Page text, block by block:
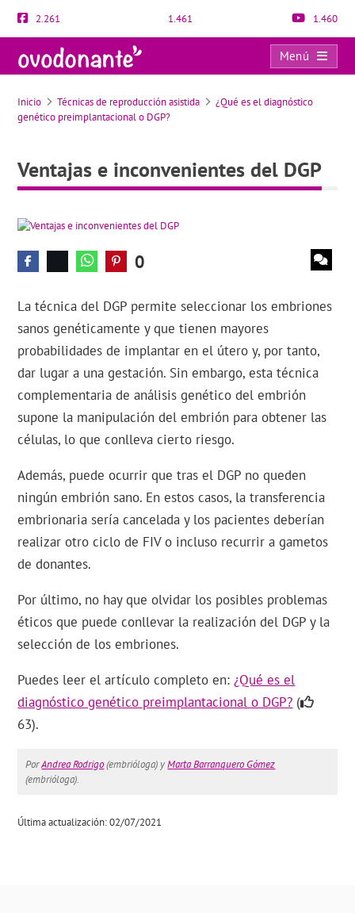
2.261 1.461 1.460
Menú
Ventajas e inconvenientes del DGP
Inicio Técnicas de reproducción asistida
¿Qué es el diagnóstico
genético preimplantacional o DGP?
Ventajas e inconvenientes del DGP
0
La técnica del DGP permite seleccionar los embriones
sanos genéticamente y que tienen mayores
probabilidades de implantar en el útero y, por tanto,
dar lugar a una gestación. Sin embargo, esta técnica
complementaria de análisis genético del embrión
supone la manipulación del embrión para obtener las
células, lo que conlleva cierto riesgo.
Además, puede ocurrir que tras el DGP no queden
ningún embrión sano. En estos casos, la transferencia
embrionaria sería cancelada y los pacientes deberían
realizar otro ciclo de FIV o incluso recurrir a gametos
de donantes.
Por último, no hay que olvidar los posibles problemas
éticos que puede conllevar la realización del DGP y la
selección de los embriones.
Puedes leer el artículo completo en:¿Qué es el
diagnóstico genético preimplantacional o DGP? (
63).
PorAndrea Rodrigo(embrióloga) yMarta Barranquero Gómez
(embrióloga).
Última actualización: 02/07/2021